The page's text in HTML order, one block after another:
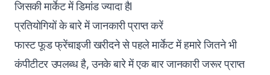
जिसकी मार्केट में डिमांड ज्यादा हैl
प्रतियोगियों के बारे में जानकारी प्राप्त करें
फास्ट फूड फ्रेंचाइजी खरीदने से पहले मार्केट में हमारे जितने भी
कंपीटीटर उपलब्ध है, उनके बारे में एक बार जानकारी जरूर प्राप्त